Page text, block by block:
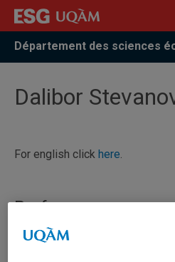
Accéder
recherche
Accéder
menu
pricipal
Accéder
zone
Département des sciences
Dalibor
For english click here.
Professeur